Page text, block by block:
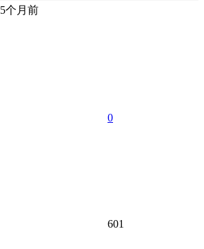
5个月前
0
601